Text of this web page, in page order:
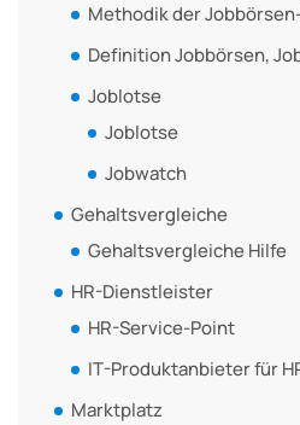
Methodik der
Definition Jobbörsen,
Joblotse
Joblotse
Jobwatch
Gehaltsvergleiche
Gehaltsvergleiche Hilfe
HR-Dienstleister
HR-Service-Point
IT-Produktanbieter für
Marktplatz